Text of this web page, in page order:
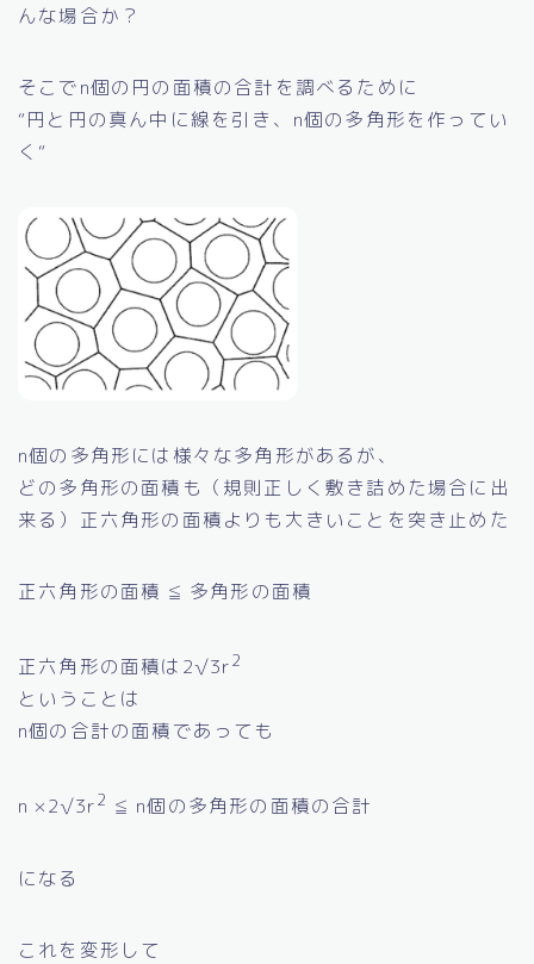
んな場合か？
そこでn個の円の面積の合計を調べるために
“円と円の真ん中に線を引き、n個の多角形を作ってい
く“
n個の多角形には様々な多角形があるが、
どの多角形の面積も（規則正しく敷き詰めた場合に出
来る）正六角形の面積よりも大きいことを突き止めた
正六角形の面積 ≦ 多角形の面積
正六角形の面積は2√3r2
ということは
n個の合計の面積であっても
n ×2√3r2 ≦ n個の多角形の面積の合計
になる
これを変形して